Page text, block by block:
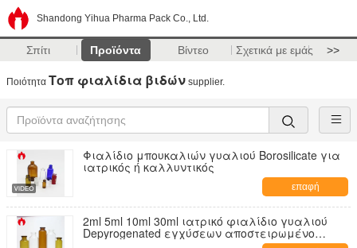
Shandong Yihua Pharma Pack Co., Ltd.
Σπίτι Προϊόντα Βίντεο Σχετικά με εμάς >>
Ποιότητα Τοπ φιαλίδια βιδών supplier.
Φιαλίδιο μπουκαλιών γυαλιού Borosilicate για
ιατρικός ή καλλυντικός
επαφή
2ml 5ml 10ml 30ml ιατρικό φιαλίδιο γυαλιού
Depyrogenated εγχύσεων αποστειρωμένο